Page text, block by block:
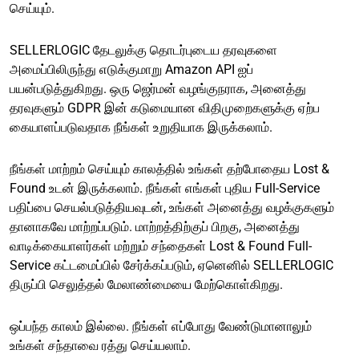
செய்யும்.
SELLERLOGIC தேடலுக்கு தொடர்புடைய தரவுகளை
அமைப்பிலிருந்து எடுக்குமாறு Amazon API ஐப்
பயன்படுத்துகிறது. ஒரு ஜெர்மன் வழங்குநராக, அனைத்து
தரவுகளும் GDPR இன் கடுமையான விதிமுறைகளுக்கு ஏற்ப
கையாளப்படுவதாக நீங்கள் உறுதியாக இருக்கலாம்.
நீங்கள் மாற்றம் செய்யும் காலத்தில் உங்கள் தற்போதைய Lost &
Found உடன் இருக்கலாம். நீங்கள் எங்கள் புதிய Full-Service
பதிப்பை செயல்படுத்தியவுடன், உங்கள் அனைத்து வழக்குகளும்
தானாகவே மாற்றப்படும். மாற்றத்திற்குப் பிறகு, அனைத்து
வாடிக்கையாளர்கள் மற்றும் சந்தைகள் Lost & Found Full-
Service கட்டமைப்பில் சேர்க்கப்படும், ஏனெனில் SELLERLOGIC
திருப்பி செலுத்தல் மேலாண்மையை மேற்கொள்கிறது.
ஒப்பந்த காலம் இல்லை. நீங்கள் எப்போது வேண்டுமானாலும்
உங்கள் சந்தாவை ரத்து செய்யலாம்.